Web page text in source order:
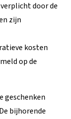
door de
zijn
kosten
op de
geschenken
bijhorende